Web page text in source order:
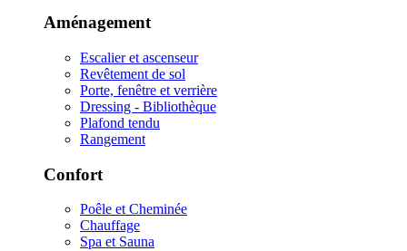
Aménagement
Escalier et ascenseur
Revêtement de sol
Porte, fenêtre et verrière
Dressing - Bibliothèque
Plafond tendu
Rangement
Confort
Poêle et Cheminée
Chauffage
Spa et Sauna